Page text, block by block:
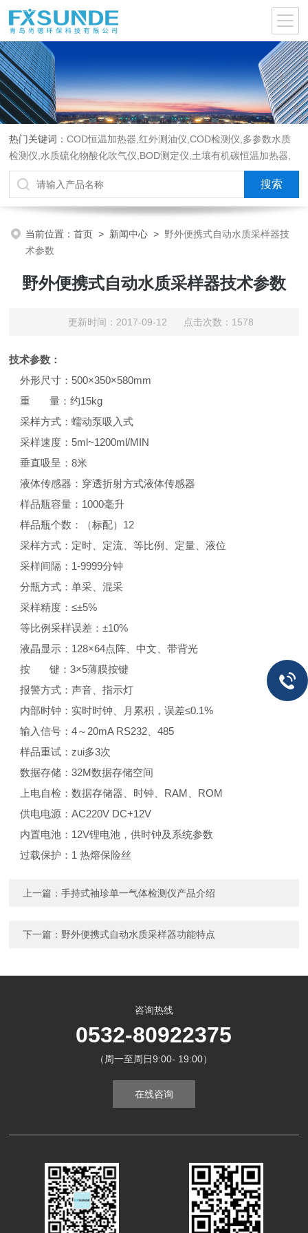
热门关键词：COD恒温加热器,红外测油仪,COD检测仪,多参数水质
检测仪,水质硫化物酸化吹气仪,BOD测定仪,土壤有机碳恒温加热器,
液液萃取器,COD消解回流仪,水质采样器
当前位置：首页 > 新闻中心 > 野外便携式自动水质采样器技
术参数
野外便携式自动水质采样器技术参数
更新时间：2017-09-12 点击次数：1578
技术参数：
外形尺寸：500×350×580mm
重 量：约15kg
采样方式：蠕动泵吸入式
采样速度：5ml~1200ml/MIN
垂直吸呈：8米
液体传感器：穿透折射方式液体传感器
样品瓶容量：1000毫升
样品瓶个数：（标配）12
采样方式：定时、定流、等比例、定量、液位
采样间隔：1-9999分钟
分瓶方式：单采、混采
采样精度：≤±5%
等比例采样误差：±10%
液晶显示：128×64点阵、中文、带背光
按 键：3×5薄膜按键
报警方式：声音、指示灯
内部时钟：实时时钟、月累积，误差≤0.1%
输入信号：4～20mA RS232、485
样品重试：zui多3次
数据存储：32M数据存储空间
上电自检：数据存储器、时钟、RAM、ROM
供电电源：AC220V DC+12V
内置电池：12V锂电池，供时钟及系统参数
过载保护：1 热熔保险丝
上一篇：手持式袖珍单一气体检测仪产品介绍
下一篇： 野外便携式自动水质采样器功能特点
咨询热线
0532-80922375
（周一至周日9:00- 19:00）
在线咨询